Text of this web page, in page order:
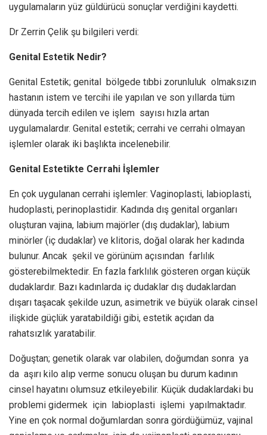
uygulamaların yüz güldürücü sonuçlar verdiğini kaydetti.
Dr Zerrin Çelik şu bilgileri verdi:
Genital Estetik Nedir?
Genital Estetik; genital bölgede tıbbi zorunluluk olmaksızın
hastanın istem ve tercihi ile yapılan ve son yıllarda tüm
dünyada tercih edilen ve işlem sayısı hızla artan
uygulamalardır. Genital estetik; cerrahi ve cerrahi olmayan
işlemler olarak iki başlıkta incelenebilir.
Genital Estetikte Cerrahi İşlemler
En çok uygulanan cerrahi işlemler: Vaginoplasti, labioplasti,
hudoplasti, perinoplastidir. Kadında dış genital organları
oluşturan vajina, labium majörler (dış dudaklar), labium
minörler (iç dudaklar) ve klitoris, doğal olarak her kadında
bulunur. Ancak şekil ve görünüm açısından farlılık
gösterebilmektedir. En fazla farklılık gösteren organ küçük
dudaklardır. Bazı kadınlarda iç dudaklar dış dudaklardan
dışarı taşacak şekilde uzun, asimetrik ve büyük olarak cinsel
ilişkide güçlük yaratabildiği gibi, estetik açıdan da
rahatsızlık yaratabilir.
Doğuştan; genetik olarak var olabilen, doğumdan sonra ya
da aşırı kilo alıp verme sonucu oluşan bu durum kadının
cinsel hayatını olumsuz etkileyebilir. Küçük dudaklardaki bu
problemi gidermek için labioplasti işlemi yapılmaktadır.
Yine en çok normal doğumlardan sonra gördüğümüz, vajinal